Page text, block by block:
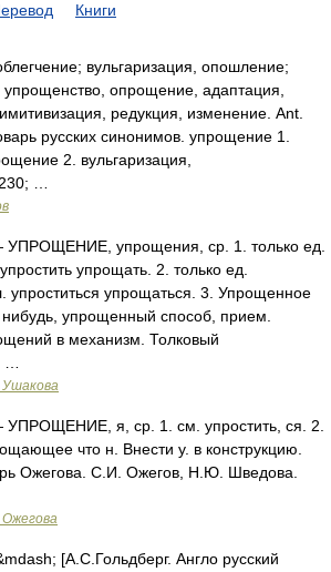
Книги
вульгаризация, опошление;
опрощение, адаптация,
редукция, изменение. Ant.
русских синонимов. упрощение 1.
2. вульгаризация,
…
упрощения, ср. 1. только ед.
упрощать. 2. только ед.
упроститься упрощаться. 3. Упрощенное
нибудь, упрощенный способ, прием.
в механизм. Толковый
Ушакова
я, ср. 1. см. упростить, ся. 2.
что н. Внести у. в конструкцию.
Ожегова. С.И. Ожегов, Н.Ю. Шведова.
Ожегова
[А.С.Гольдберг. Англо русский